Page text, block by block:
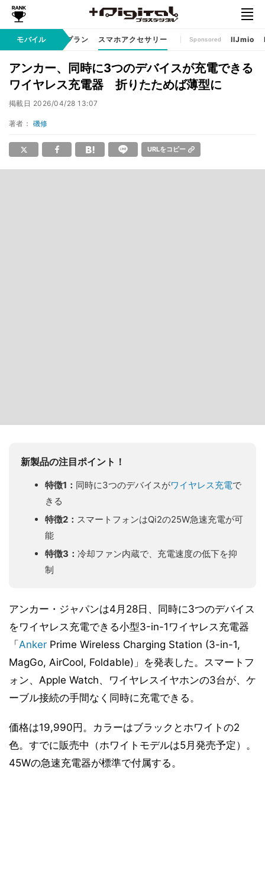
モバイル
ームアプリ 料金プラン スマホアクセサリー Sponsored IIJmio
アンカー、同時に3つのデバイスが充電できる
ワイヤレス充電器 折りたためば薄型に
掲載日 2026/04/28 13:07
著者： 磯修
URLをコピー
新製品の注目ポイント！
特徴1： 同時に3つのデバイスがワイヤレス充電で
きる
特徴2： スマートフォンはQi2の25W急速充電が可
能
特徴3： 冷却ファン内蔵で、充電速度の低下を抑
制
アンカー・ジャパンは4月28日、同時に3つのデバイス
をワイヤレス充電できる小型3-in-1ワイヤレス充電器
「 Anker Prime Wireless Charging Station (3-in-1,
MagGo, AirCool, Foldable)」を発表した。スマートフ
ォン、Apple Watch、ワイヤレスイヤホンの3台が、ケ
ーブル接続の手間なく同時に充電できる。
価格は19,990円。カラーはブラックとホワイトの2
色。すでに販売中（ホワイトモデルは5月発売予定）。
45Wの急速充電器が標準で付属する。